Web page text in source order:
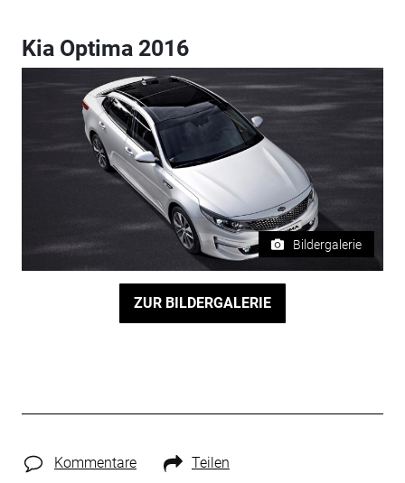
Kia Optima 2016
Bildergalerie
ZUR BILDERGALERIE
Kommentare Teilen